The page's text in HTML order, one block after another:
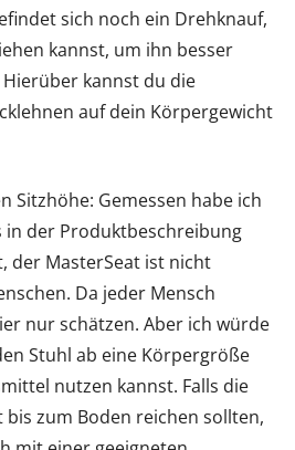
sich noch ein Drehknauf,
kannst, um ihn besser
kannst du die
auf dein Körpergewicht
Sitzhöhe: Gemessen habe ich
in der Produktbeschreibung
der MasterSeat ist nicht
Da jeder Mensch
nur schätzen. Aber ich würde
Stuhl ab eine Körpergröße
nutzen kannst. Falls die
zum Boden reichen sollten,